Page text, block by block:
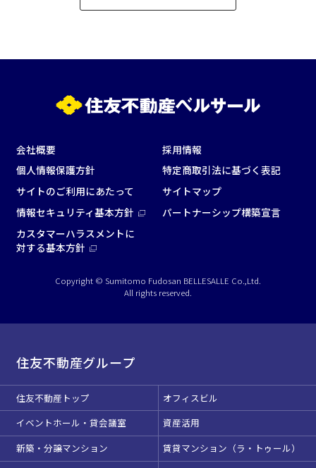
会社概要
採用情報
個人情報保護方針
特定商取引法に基づく表記
サイトのご利用にあたって
サイトマップ
情報セキュリティ基本方針
パートナーシップ構築宣言
カスタマーハラスメントに
対する基本方針
Copyright © Sumitomo Fudosan BELLESALLE Co.,Ltd.
All rights reserved.
住友不動産グループ
住友不動産トップ
オフィスビル
イベントホール・貸会議室
資産活用
新築・分譲マンション
賃貸マンション（ラ・トゥール）